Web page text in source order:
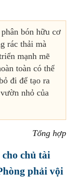
bón hữu cơ
rác thải mà
mạnh mẽ
toàn có thể
đi để tạo ra
nhỏ của
Tổng hợp
chủ tài
phải vội